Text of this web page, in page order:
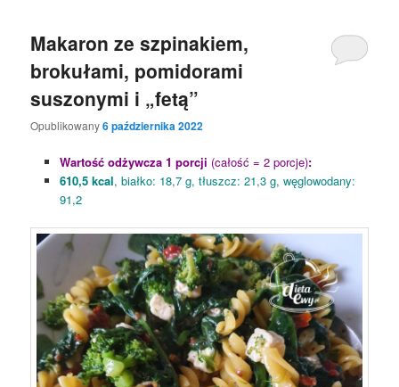
Makaron ze szpinakiem,
brokułami, pomidorami
suszonymi i „fetą”
Opublikowany6 października 2022
Wartość odżywcza 1 porcji (całość = 2 porcje):
610,5 kcal, białko: 18,7 g, tłuszcz: 21,3 g, węglowodany:
91,2